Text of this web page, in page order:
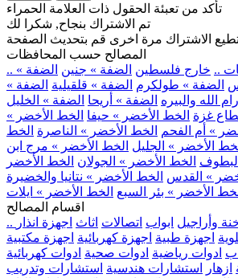
تأكد من تعبئة الحقول ذات العلامة الحمراء
تم الاشتراك بنجاح, شكرا لك
الاشتراك مرة اخرى قم بتحديث الصفحة
المصالح حسب المحافظات
.. خارج فلسطين الضفة » جنين الضفة »
الضفة » طولكرم الضفة » قلقيلية الضفة »
الله والبيره الضفة » أريحا الضفة » الخليل
غزة الخط الأخضر » حيفا الخط الأخضر »
» أم الفحم الخط الأخضر » الناصرة الخط
الأخضر » الجليل الخط الأخضر » مرج ابن
الخط الأخضر » الجولان الخط الأخضر
» القدس الخط الأخضر » نتانيا والخضيرة
الأخضر » بئر السبع الخط الأخضر » ايلات
اقسام المصالح
وأراجيل ابواب اتصالات اثاث اجهزة انذار
اجهزة طبية اجهزة كهربائية اجهزة مكتبية
ادوات رياضية ادوات صحية ادوات كهربائية
ازهار استشارات هندسية استشارات وتدريب